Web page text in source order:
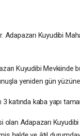
Kuyudibi
Kuyudibi Mevkiinde
yeniden gün yüzüne
katında kaba yapı
Adapazarı